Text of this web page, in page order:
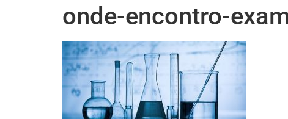
onde-encontro-